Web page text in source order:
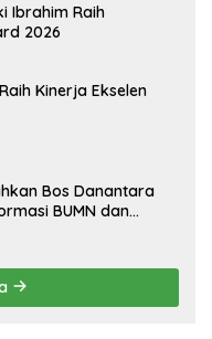
Ibrahim Raih
2026
Kinerja Ekselen
Bos Danantara
BUMN dan